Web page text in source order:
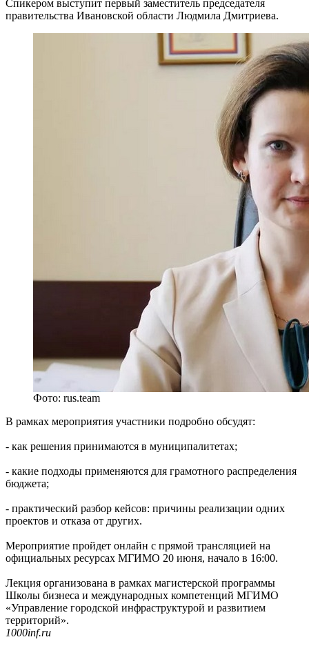
Спикером выступит первый заместитель председателя
правительства Ивановской области Людмила Дмитриева.
Фото: rus.team
В рамках мероприятия участники подробно обсудят:
- как решения принимаются в муниципалитетах;
- какие подходы применяются для грамотного распределения
бюджета;
- практический разбор кейсов: причины реализации одних
проектов и отказа от других.
Мероприятие пройдет онлайн с прямой трансляцией на
официальных ресурсах МГИМО 20 июня, начало в 16:00.
Лекция организована в рамках магистерской программы
Школы бизнеса и международных компетенций МГИМО
«Управление городской инфраструктурой и развитием
территорий».
1000inf.ru